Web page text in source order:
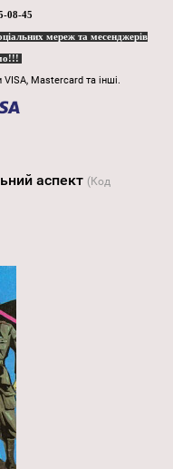
08-45
мереж та месенджерів
Mastercard та інші.
аспект (Код